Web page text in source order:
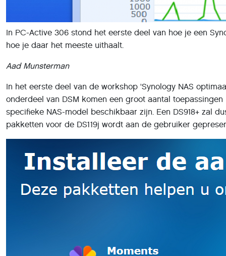
In PC-Active 306 stond het eerste deel van hoe je een
hoe je daar het meeste uithaalt.
Aad Munsterman
In het eerste deel van de workshop 'Synology NAS
onderdeel van DSM komen een groot aantal
specifieke NAS-model beschikbaar zijn. Een DS918+ zal
pakketten voor de DS119j wordt aan de gebruiker